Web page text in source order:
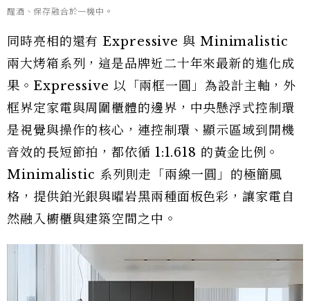
醒酒、保存融合於一機中。
同時亮相的還有 Expressive 與 Minimalistic
兩大烤箱系列，這是品牌近二十年來最新的進化成
果。Expressive 以「兩框一圓」為設計主軸，外
框界定家電與周圍櫃體的邊界，中央懸浮式控制環
是視覺與操作的核心，連控制環、顯示區域到開機
音效的長短節拍，都依循 1:1.618 的黃金比例。
Minimalistic 系列則走「兩線一圓」的極簡風
格，提供鉑光銀與曜岩黑兩種面板色彩，讓家電自
然融入櫥櫃與建築空間之中。